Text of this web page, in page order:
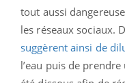
tout aussi
les réseaux sociaux.
suggèrent ainsi de
l’eau puis de